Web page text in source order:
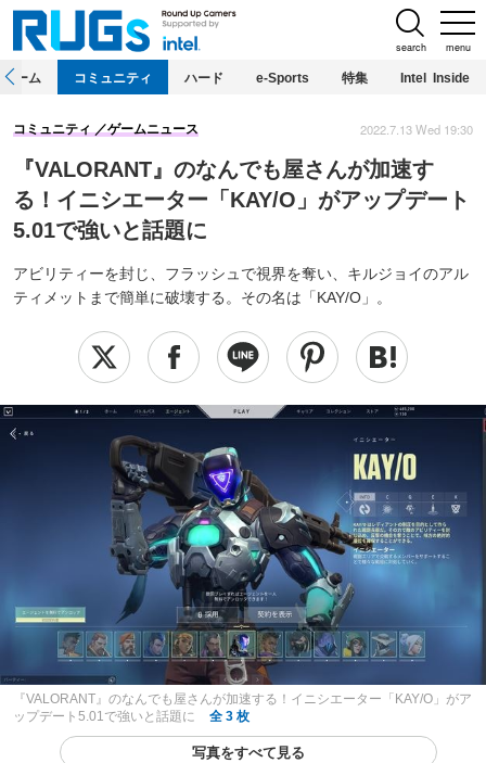
menu
search
ホーム コミュニティ ハード e-Sports 特集 Intel Inside
『VALORANT』のなんでも屋さんが加速す
る！イニシエーター「KAY/O」がアップデート
5.01で強いと話題に
アビリティーを封じ、フラッシュで視界を奪い、キルジョイのアル
ティメットまで簡単に破壊する。その名は「KAY/O」。
コミュニティ ゲームニュース 2022.7.13 Wed 19:30
『VALORANT』のなんでも屋さんが加速する！イニシエーター「KAY/O」がア
ップデート5.01で強いと話題に
全 3 枚
写真をすべて見る